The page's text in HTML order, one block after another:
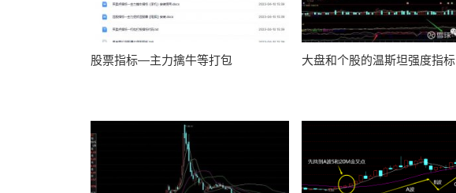
股票指标—主力擒牛等打包 大盘和个股的温斯坦强度指标